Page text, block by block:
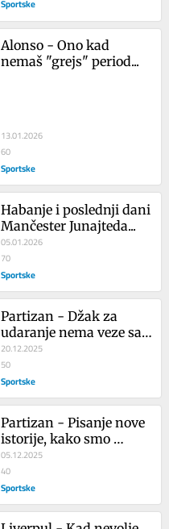
Sportske
Alonso - Ono kad
nemaš "grejs" period...
13.01.2026
60
Sportske
Habanje i poslednji dani
Mančester Junajteda...
05.01.2026
70
Sportske
Partizan - Džak za
udaranje nema veze sa
navijačima...
20.12.2025
50
Sportske
Partizan - Pisanje nove
istorije, kako smo
postali ovakvi?
05.12.2025
40
Sportske